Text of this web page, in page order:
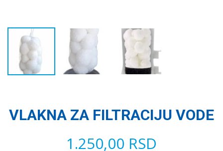
VLAKNA ZA FILTRACIJU VODE
1.250,00 RSD